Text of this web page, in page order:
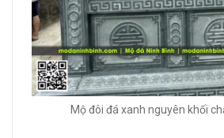
Mộ đôi đá xanh nguyên khối